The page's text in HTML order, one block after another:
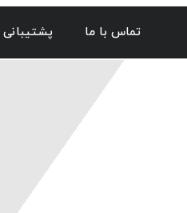
تماس با ما پشتیبانی